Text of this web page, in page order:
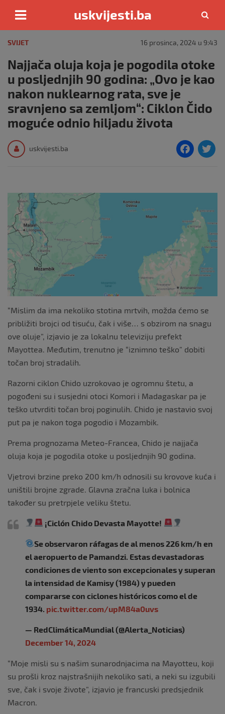
content
uskvijesti.ba
SVIJET 16 prosinca, 2024 u 9:43
Najjača oluja koja je pogodila otoke
u posljednjih 90 godina: „Ovo je kao
nakon nuklearnog rata, sve je
sravnjeno sa zemljom“: Ciklon Čido
moguće odnio hiljadu života
uskvijesti.ba
F
e
b
o
o
k
“Mislim da ima nekoliko stotina mrtvih, možda ćemo se
približiti brojci od tisuću, čak i više… s obzirom na snagu
ove oluje”, izjavio je za lokalnu televiziju prefekt
Mayottea. Međutim, trenutno je “iznimno teško” dobiti
točan broj stradalih.
Razorni ciklon Chido uzrokovao je ogromnu štetu, a
pogođeni su i susjedni otoci Komori i Madagaskar pa je
teško utvrditi točan broj poginulih. Chido je nastavio svoj
put pa je nakon toga pogodio i Mozambik.
Prema prognozama Meteo-Francea, Chido je najjača
oluja koja je pogodila otoke u posljednjih 90 godina.
Vjetrovi brzine preko 200 km/h odnosili su krovove kuća i
uništili brojne zgrade. Glavna zračna luka i bolnica
također su pretrpjele veliku štetu.
¡Ciclón Chido Devasta Mayotte!
Se observaron ráfagas de al menos 226 km/h en
el aeropuerto de Pamandzi. Estas devastadoras
condiciones de viento son excepcionales y superan
la intensidad de Kamisy (1984) y pueden
compararse con ciclones históricos como el de
1934. pic.twitter.com/upM84a0uvs
— RedClimáticaMundial (@Alerta_Noticias)
December 14, 2024
“Moje misli su s našim sunarodnjacima na Mayotteu, koji
su prošli kroz najstrašnijih nekoliko sati, a neki su izgubili
sve, čak i svoje živote”, izjavio je francuski predsjednik
Macron.